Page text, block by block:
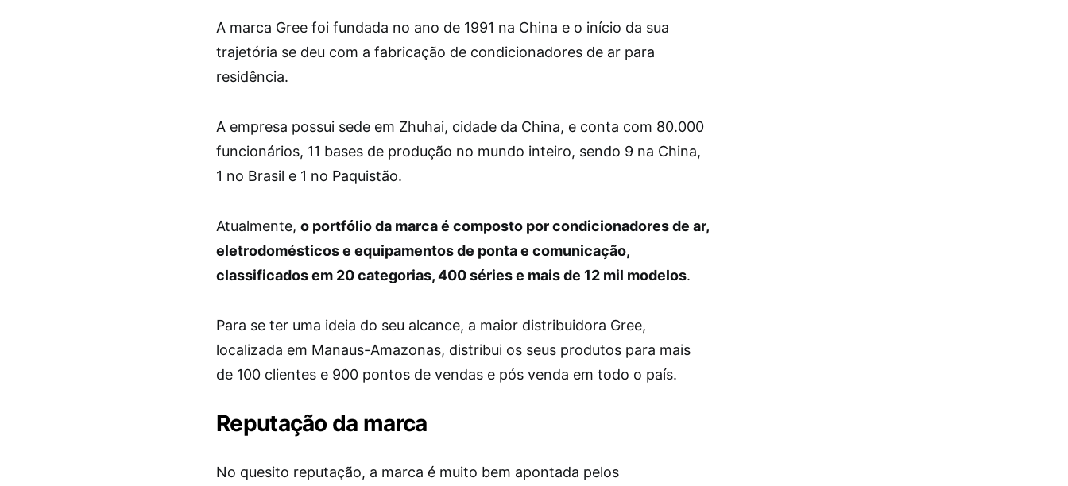
A marca Gree foi fundada no ano de 1991 na China e o início da sua
trajetória se deu com a fabricação de condicionadores de ar para
residência.
A empresa possui sede em Zhuhai, cidade da China, e conta com 80.000
funcionários, 11 bases de produção no mundo inteiro, sendo 9 na China,
1 no Brasil e 1 no Paquistão.
Atualmente, o portfólio da marca é composto por condicionadores de ar,
eletrodomésticos e equipamentos de ponta e comunicação,
classificados em 20 categorias, 400 séries e mais de 12 mil modelos.
Para se ter uma ideia do seu alcance, a maior distribuidora Gree,
localizada em Manaus-Amazonas, distribui os seus produtos para mais
de 100 clientes e 900 pontos de vendas e pós venda em todo o país.
Reputação da marca
No quesito reputação, a marca é muito bem apontada pelos